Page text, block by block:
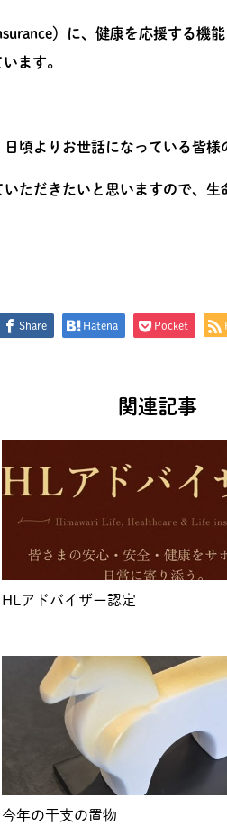
）に、健康を応援する機
います。
頃よりお世話になっている皆
ただきたいと思いますので、生
Share Hatena Pocket
関連記事
HLアドバイザー認定
今年の干支の置物